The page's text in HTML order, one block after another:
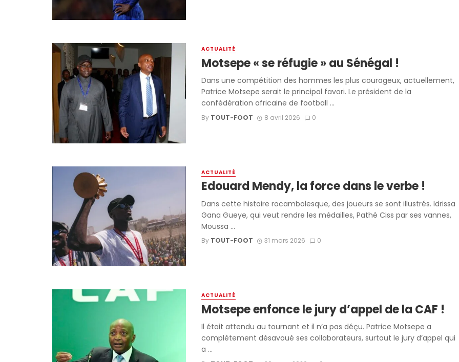
ACTUALITÉ
Motsepe « se réfugie » au Sénégal !
Dans une compétition des hommes les plus courageux, actuellement,
Patrice Motsepe serait le principal favori. Le président de la
confédération africaine de football ...
By TOUT-FOOT 8 avril 2026 0
ACTUALITÉ
Edouard Mendy, la force dans le verbe !
Dans cette histoire rocambolesque, des joueurs se sont illustrés. Idrissa
Gana Gueye, qui veut rendre les médailles, Pathé Ciss par ses vannes,
Moussa ...
By TOUT-FOOT 31 mars 2026 0
ACTUALITÉ
Motsepe enfonce le jury d’appel de la CAF !
Il était attendu au tournant et il n’a pas déçu. Patrice Motsepe a
complètement désavoué ses collaborateurs, surtout le jury d’appel qui
a ...